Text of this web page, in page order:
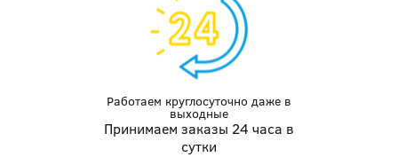
Работаем круглосуточно даже в
выходные
Принимаем заказы 24 часа в
сутки